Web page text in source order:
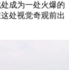
成为一处火爆的
处视觉奇观前出